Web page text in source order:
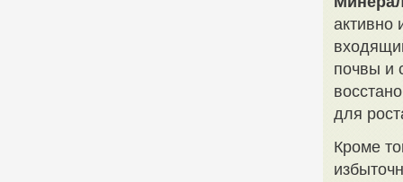
активно
почвы и
для
Кроме